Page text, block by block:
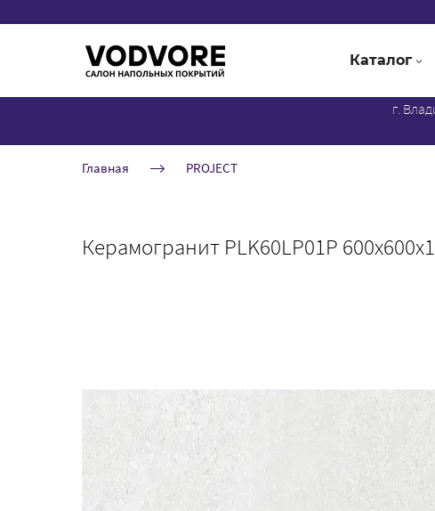
Каталог
г.
Главная PROJECT
Керамогранит PLK60LP01P